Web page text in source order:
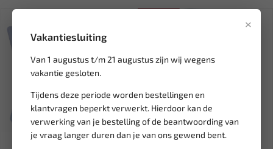
×
Vakantiesluiting
Van 1 augustus t/m 21 augustus zijn wij wegens
vakantie gesloten.
Tijdens deze periode worden bestellingen en
klantvragen beperkt verwerkt. Hierdoor kan de
verwerking van je bestelling of de beantwoording van
je vraag langer duren dan je van ons gewend bent.
Leverbaar Leverbaar